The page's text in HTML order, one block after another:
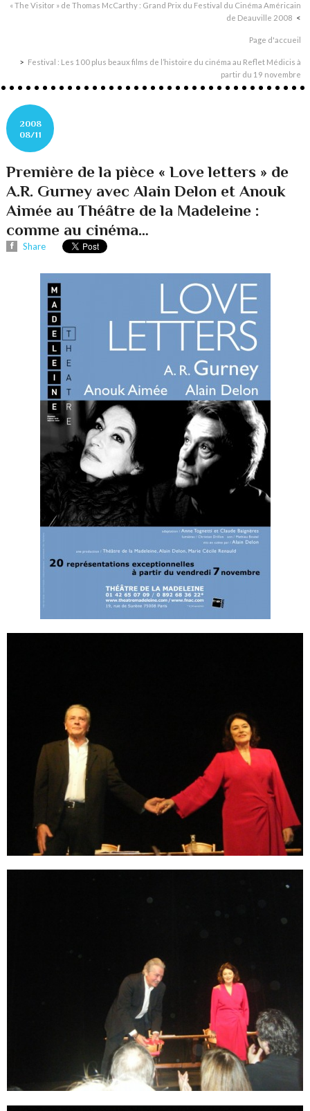
« The Visitor » de Thomas McCarthy : Grand Prix du Festival du Cinéma Américain
de Deauville 2008
Page d'accueil
Festival : Les 100 plus beaux films de l’histoire du cinéma au Reflet Médicis à
partir du 19 novembre
2008
08/11
Première de la pièce « Love letters » de
A.R. Gurney avec Alain Delon et Anouk
Aimée au Théâtre de la Madeleine :
comme au cinéma…
Share